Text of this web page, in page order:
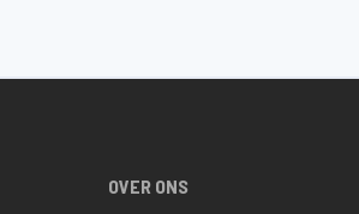
OVER ONS